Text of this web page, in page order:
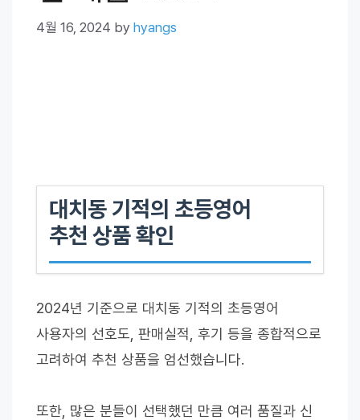
4월 16, 2024 by hyangs
대치동 기적의 초등영어
추천 상품 확인
2024년 기준으로 대치동 기적의 초등영어
사용자의 선호도, 판매실적, 후기 등을 종합적으로
고려하여 추천 상품을 엄선했습니다.
또한, 많은 분들이 선택했던 만큼 여러 품질과 신